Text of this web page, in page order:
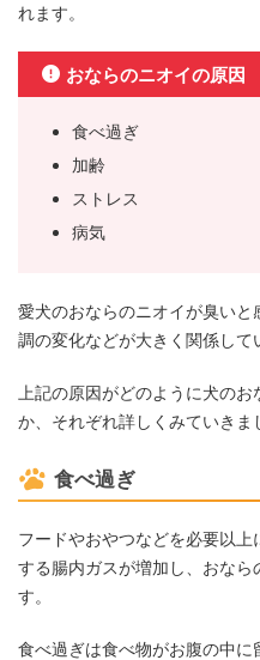
れます。
おならのニオイの原因
食べ過ぎ
加齢
ストレス
病気
愛犬のおならのニオイが臭い
調の変化などが大きく関係して
上記の原因がどのように犬の
か、それぞれ詳しくみていきま
食べ過ぎ
フードやおやつなどを必要以
する腸内ガスが増加し、おなら
す。
食べ過ぎは食べ物がお腹の中に